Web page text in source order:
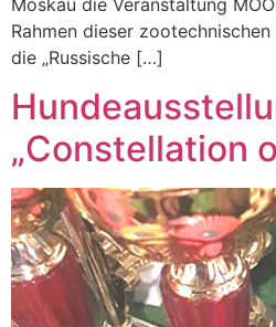
Rahmen dieser
die „Russische […]
„Constellation